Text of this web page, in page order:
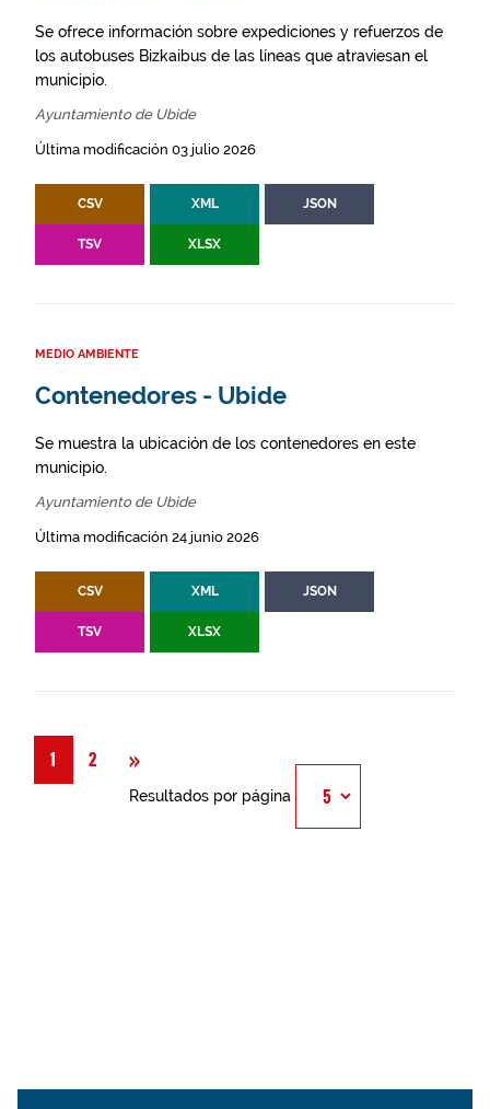
Se ofrece información sobre expediciones y refuerzos de
los autobuses Bizkaibus de las líneas que atraviesan el
municipio.
Ayuntamiento de Ubide
Última modificación 03 julio 2026
CSV XML JSON
TSV XLSX
MEDIO AMBIENTE
Contenedores - Ubide
Se muestra la ubicación de los contenedores en este
municipio.
Ayuntamiento de Ubide
Última modificación 24 junio 2026
CSV XML JSON
TSV XLSX
1 2 »
Resultados por página